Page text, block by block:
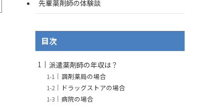
先輩薬剤師の体験談
目次
派遣薬剤師の年収は？
調剤薬局の場合
ドラッグストアの場合
病院の場合